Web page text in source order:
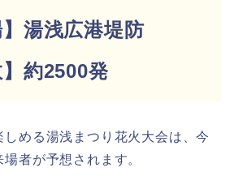
】湯浅広港堤防
】約2500発
める湯浅まつり花火大会は、今
者が予想されます。